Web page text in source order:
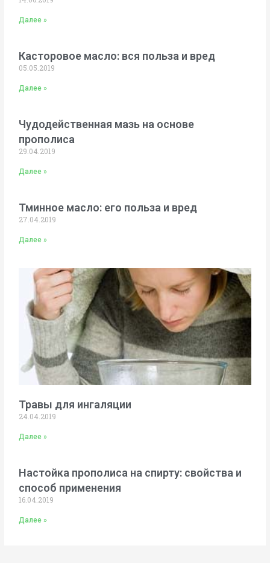
Далее »
Касторовое масло: вся польза и вред
05.05.2019
Далее »
Чудодейственная мазь на основе
прополиса
29.04.2019
Далее »
Тминное масло: его польза и вред
27.04.2019
Далее »
Травы для ингаляции
24.04.2019
Далее »
Настойка прополиса на спирту: свойства и
способ применения
16.04.2019
Далее »